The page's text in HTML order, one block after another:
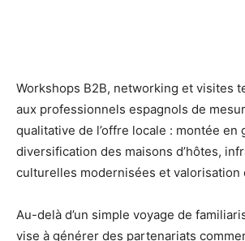
Workshops B2B, networking et visites
aux professionnels espagnols de
qualitative de l’offre locale : montée en
diversification des maisons d’hôtes,
culturelles modernisées et valorisation
Au-delà d’un simple voyage de
vise à générer des partenariats